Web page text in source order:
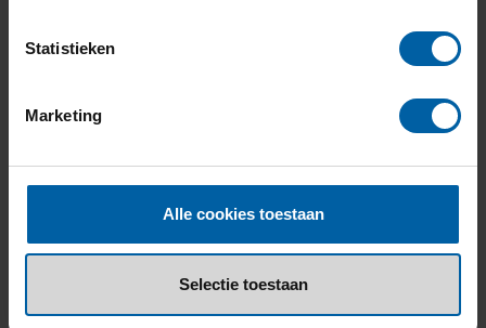
Statistieken
Marketing
Alle cookies toestaan
Selectie toestaan
semester) in een learning community aan de
Voorbeelden